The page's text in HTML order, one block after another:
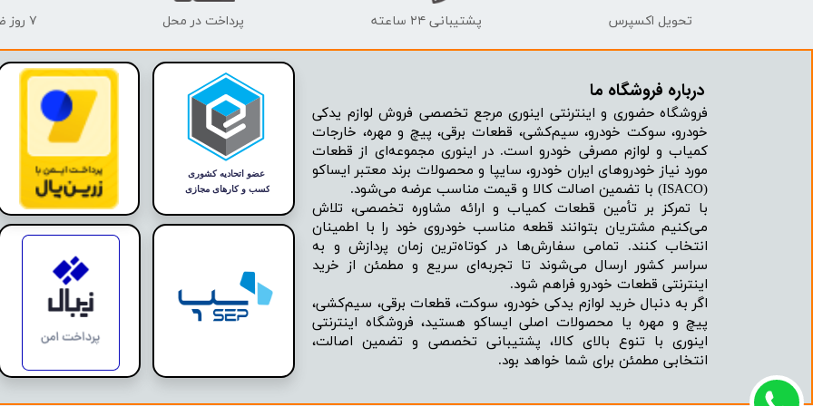
فروشگاه حضوری و اینترنتی اینوری مرجع تخصصی فروش لوازم یدکی
خودرو، سوکت خودرو، سیم‌کشی، قطعات برقی، پیچ و مهره، خارجات
کمیاب و لوازم مصرفی خودرو است. در اینوری مجموعه‌ای از قطعات
مورد نیاز خودروهای ایران خودرو، سایپا و محصولات برند معتبر ایساکو
(ISACO) با تضمین اصالت کالا و قیمت مناسب عرضه می‌شود.
با تمرکز بر تأمین قطعات کمیاب و ارائه مشاوره تخصصی، تلاش
می‌کنیم مشتریان بتوانند قطعه مناسب خودروی خود را با اطمینان
انتخاب کنند. تمامی سفارش‌ها در کوتاه‌ترین زمان پردازش و به
سراسر کشور ارسال می‌شوند تا تجربه‌ای سریع و مطمئن از خرید
اینترنتی قطعات خودرو فراهم شود.
اگر به دنبال خرید لوازم یدکی خودرو، سوکت، قطعات برقی، سیم‌کشی،
پیچ و مهره یا محصولات اصلی ایساکو هستید، فروشگاه اینترنتی
اینوری با تنوع بالای کالا، پشتیبانی تخصصی و تضمین اصالت،
انتخابی مطمئن برای شما خواهد بود.
درباره فروشگاه ما​​​​​​​
تحویل اکسپرس پشتیبانی ۲۴ ساعته پرداخت در محل ۷ روز ضمانت بازگشت